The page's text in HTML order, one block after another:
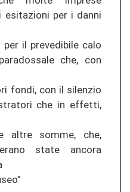
per i danni
il prevedibile calo
che, con
fondi, con il silenzio
che in effetti,
altre somme, che,
state ancora